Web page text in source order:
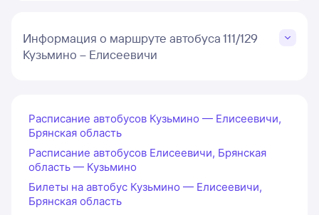
Информация о маршруте автобуса 111/129
Кузьмино – Елисеевичи
Расписание автобусов Кузьмино — Елисеевичи,
Брянская область
Расписание автобусов Елисеевичи, Брянская
область — Кузьмино
Билеты на автобус Кузьмино — Елисеевичи,
Брянская область